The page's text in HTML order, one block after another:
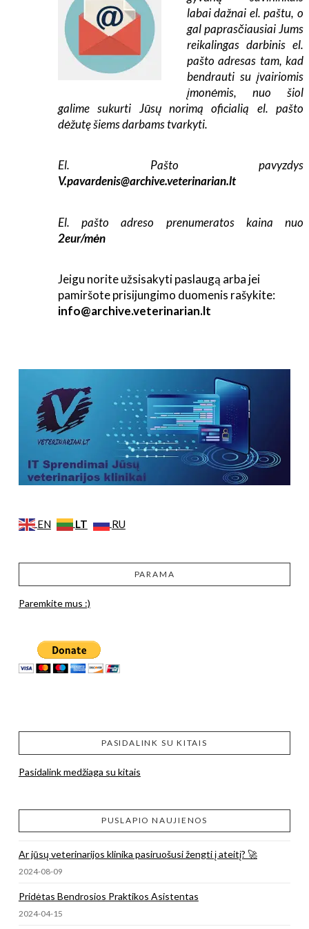
labai dažnai el. paštu, o
gal paprasčiausiai Jums
reikalingas darbinis el.
pašto adresas tam, kad
bendrauti su įvairiomis
įmonėmis, nuo šiol
galime sukurti Jūsų norimą oficialią el. pašto
dėžutę šiems darbams tvarkyti.
El. Pašto pavyzdys
V.pavardenis@archive.veterinarian.lt
El. pašto adreso prenumeratos kaina nuo
2eur/mėn
Jeigu norite užsisakyti paslaugą arba jei
pamiršote prisijungimo duomenis rašykite:
info@archive.veterinarian.lt
EN LT RU
PARAMA
Paremkite mus :)
PASIDALINK SU KITAIS
Pasidalink medžiaga su kitais
PUSLAPIO NAUJIENOS
Ar jūsų veterinarijos klinika pasiruošusi žengti į ateitį? 🚀
2024-08-09
Pridėtas Bendrosios Praktikos Asistentas
2024-04-15